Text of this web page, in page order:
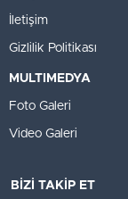
İletişim
Gizlilik Politikası
MULTIMEDYA
Foto Galeri
Video Galeri
BİZİ TAKİP ET